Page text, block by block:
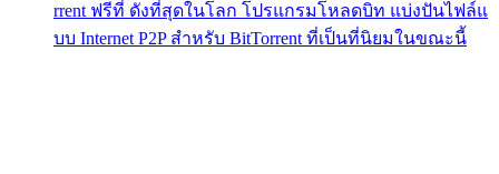
rrent ฟรีที่ ดังที่สุดในโลก โปรแกรมโหลดบิท แบ่งปันไฟล์แ
บบ Internet P2P สำหรับ BitTorrent ที่เป็นที่นิยมในขณะนี้